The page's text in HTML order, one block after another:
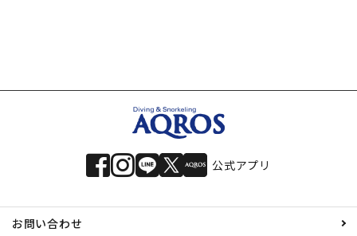
公式アプリ
お問い合わせ